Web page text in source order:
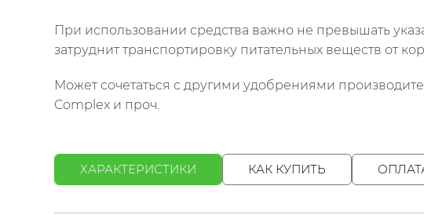
При использовании средства важно не превышать
затруднит транспортировку питательных веществ от
Может сочетаться с другими удобрениями
Complex и проч.
ХАРАКТЕРИСТИКИ КАК КУПИТЬ